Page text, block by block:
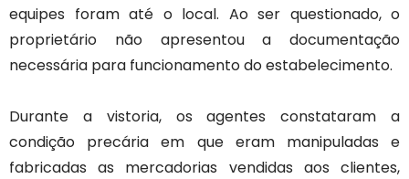
equipes foram até o local. Ao ser questionado, o
proprietário não apresentou a documentação
necessária para funcionamento do estabelecimento.
Durante a vistoria, os agentes constataram a
condição precária em que eram manipuladas e
fabricadas as mercadorias vendidas aos clientes,